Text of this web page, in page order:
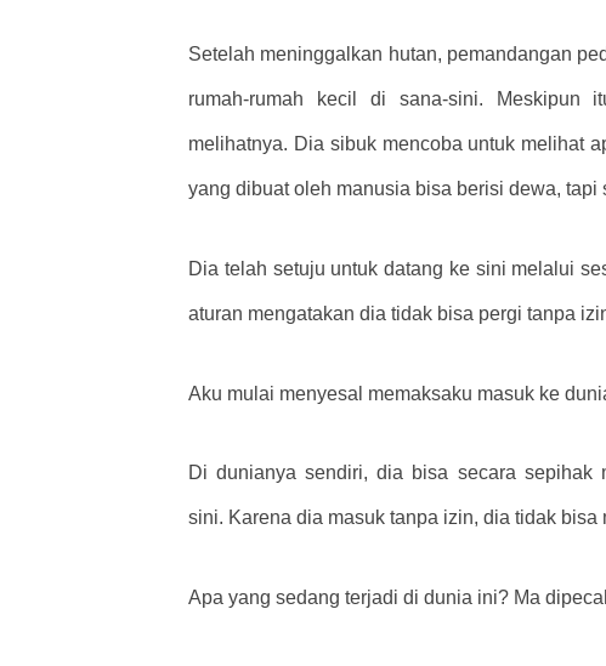
Setelah meninggalkan hutan, pemandangan
rumah-rumah kecil di sana-sini. Meskipun
melihatnya. Dia sibuk mencoba untuk melihat
yang dibuat oleh manusia bisa berisi dewa,
Dia telah setuju untuk datang ke sini melalui
aturan mengatakan dia tidak bisa pergi tanpa
Aku mulai menyesal memaksaku masuk ke
Di dunianya sendiri, dia bisa secara sepihak
sini. Karena dia masuk tanpa izin, dia tidak
Apa yang sedang terjadi di dunia ini? Ma